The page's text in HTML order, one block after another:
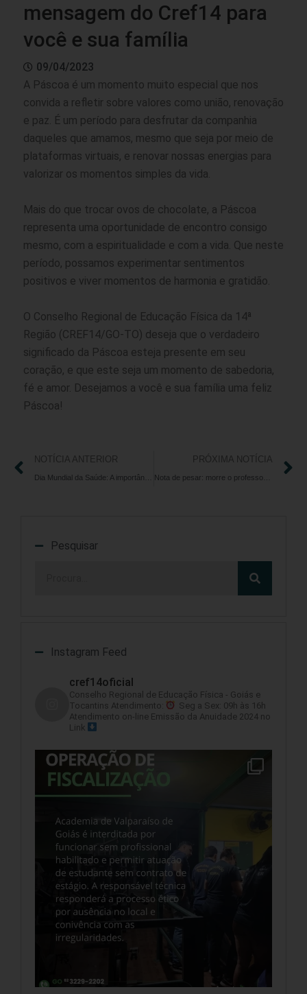
mensagem do Cref14 para
você e sua família
09/04/2023
A Páscoa é um momento muito especial que nos
convida a refletir sobre valores como união, renovação
e paz. É um período para desfrutar da companhia
daqueles que amamos, mesmo que seja por meio de
plataformas virtuais, e renovar nossas energias para
valorizar os momentos simples da vida.
Mais do que trocar ovos de chocolate, a Páscoa
representa uma oportunidade de encontro consigo
mesmo, com a espiritualidade e com a vida. Que neste
período, possamos experimentar sentimentos
positivos e viver momentos de harmonia e gratidão.
O Conselho Regional de Educação Física da 14ª
Região (CREF14/GO-TO) deseja que o verdadeiro
significado da Páscoa esteja presente em seu
coração, e que este seja um momento de sabedoria,
fé e amor. Desejamos a você e sua família uma feliz
Páscoa!
NOTÍCIA ANTERIOR PRÓXIMA NOTÍCIA
Pesquisar
Instagram Feed
cref14oficial
Conselho Regional de Educação Física - Goiás e
Tocantins Atendimento:
Seg a Sex: 09h às 16h
Atendimento on-line Emissão da Anuidade 2024 no
Link